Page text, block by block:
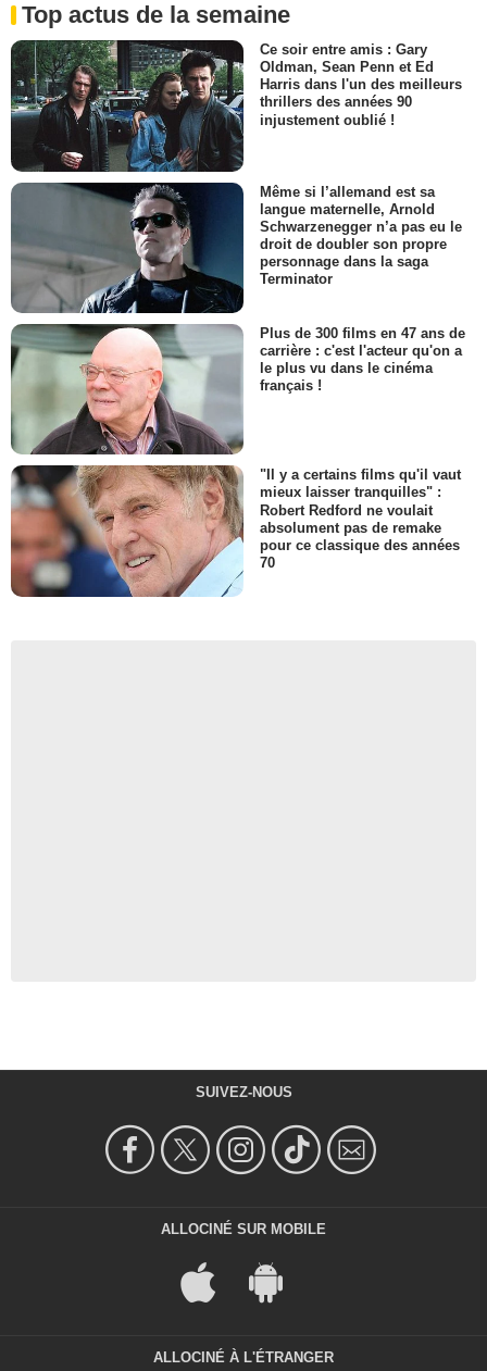
Top actus de la semaine
Ce soir entre amis : Gary
Oldman, Sean Penn et Ed
Harris dans l'un des meilleurs
thrillers des années 90
injustement oublié !
Même si l’allemand est sa
langue maternelle, Arnold
Schwarzenegger n’a pas eu le
droit de doubler son propre
personnage dans la saga
Terminator
Plus de 300 films en 47 ans de
carrière : c'est l'acteur qu'on a
le plus vu dans le cinéma
français !
"Il y a certains films qu'il vaut
mieux laisser tranquilles" :
Robert Redford ne voulait
absolument pas de remake
pour ce classique des années
70
SUIVEZ-NOUS
ALLOCINÉ SUR MOBILE
ALLOCINÉ À L'ÉTRANGER